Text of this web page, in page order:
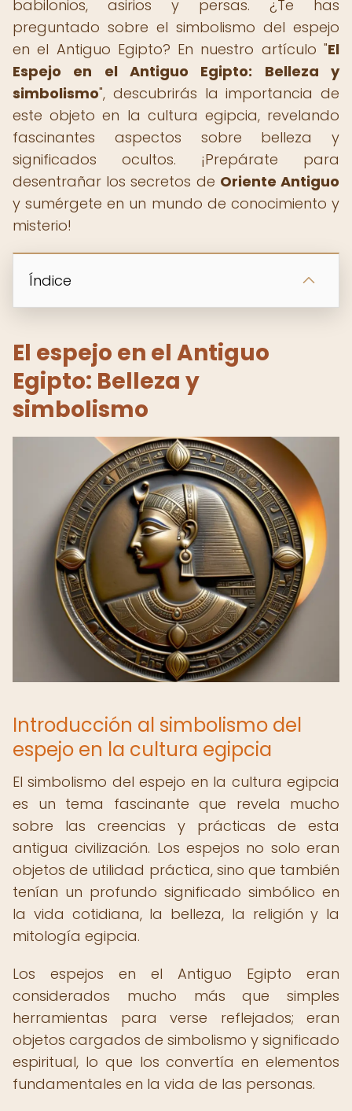
babilonios, asirios y persas. ¿Te has
preguntado sobre el simbolismo del espejo
en el Antiguo Egipto? En nuestro artículo "El
Espejo en el Antiguo Egipto: Belleza y
simbolismo", descubrirás la importancia de
este objeto en la cultura egipcia, revelando
fascinantes aspectos sobre belleza y
significados ocultos. ¡Prepárate para
desentrañar los secretos de Oriente Antiguo
y sumérgete en un mundo de conocimiento y
misterio!
Índice
El espejo en el Antiguo
Egipto: Belleza y
simbolismo
Introducción al simbolismo del
espejo en la cultura egipcia
El simbolismo del espejo en la cultura egipcia
es un tema fascinante que revela mucho
sobre las creencias y prácticas de esta
antigua civilización. Los espejos no solo eran
objetos de utilidad práctica, sino que también
tenían un profundo significado simbólico en
la vida cotidiana, la belleza, la religión y la
mitología egipcia.
Los espejos en el Antiguo Egipto eran
considerados mucho más que simples
herramientas para verse reflejados; eran
objetos cargados de simbolismo y significado
espiritual, lo que los convertía en elementos
fundamentales en la vida de las personas.